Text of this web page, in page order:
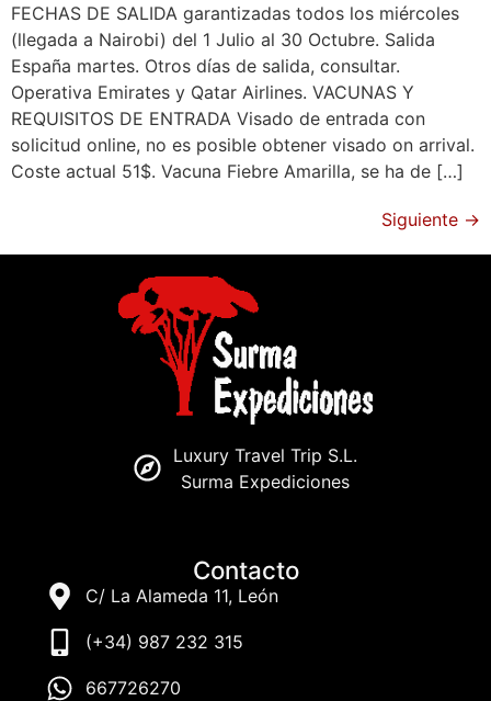
FECHAS DE SALIDA garantizadas todos los miércoles
(llegada a Nairobi) del 1 Julio al 30 Octubre. Salida
España martes. Otros días de salida, consultar.
Operativa Emirates y Qatar Airlines. VACUNAS Y
REQUISITOS DE ENTRADA Visado de entrada con
solicitud online, no es posible obtener visado on arrival.
Coste actual 51$. Vacuna Fiebre Amarilla, se ha de […]
Siguiente →
Luxury Travel Trip S.L.
Surma Expediciones
Contacto
C/ La Alameda 11, León
(+34) 987 232 315
667726270